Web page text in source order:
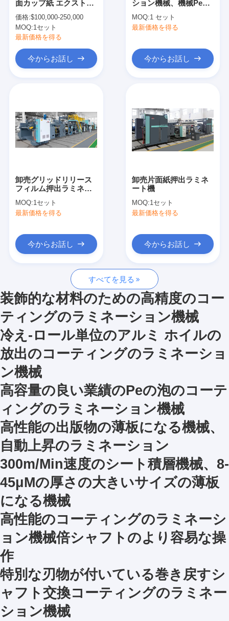
工場旅行
品質管理
私達に連絡しなさい
放出のコーティングのラミネーション機械
放出の薄板になる機械
プラスチック ラミネーション機械
コーティングのラミネーション機械
放出のコータ
倍は薄板になる機械味方しました
ラミネーション機械部品
溶解によって吹かれる生地機械
面カップ紙 エクストル
ラミネーションマシン
価格:$100,000-250,000
MOQ:1セット
最新価格を得る
今からお話し
ション機械、機械Peの
MOQ:1 セット
最新価格を得る
今からお話し
卸売グリッドリリース
フィルム押出ラミネー
MOQ:1セット
最新価格を得る
今からお話し
卸売片面紙押出ラミネ
ート機
MOQ:1セット
最新価格を得る
今からお話し
すべてを見る
装飾的な材料のための高精度のコー
ティングのラミネーション機械
冷え-ロール単位のアルミ ホイルの
放出のコーティングのラミネーショ
ン機械
高容量の良い業績のPeの泡のコーテ
ィングのラミネーション機械
高性能の出版物の薄板になる機械、
自動上昇のラミネーション
300m/Min速度のシート積層機械、8-
45μMの厚さの大きいサイズの薄板
になる機械
高性能のコーティングのラミネーシ
ョン機械倍シャフトのより容易な操
作
特別な刃物が付いている巻き戻すシ
ャフト交換コーティングのラミネー
ション機械